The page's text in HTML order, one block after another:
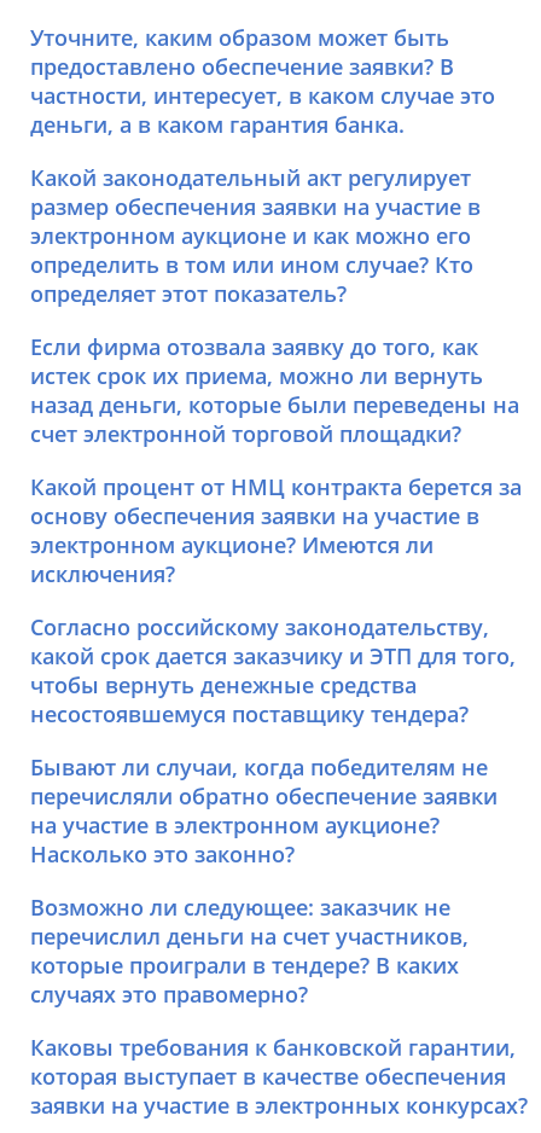
Уточните, каким образом может быть
предоставлено обеспечение заявки? В
частности, интересует, в каком случае это
деньги, а в каком гарантия банка.
Какой законодательный акт регулирует
размер обеспечения заявки на участие в
электронном аукционе и как можно его
определить в том или ином случае? Кто
определяет этот показатель?
Если фирма отозвала заявку до того, как
истек срок их приема, можно ли вернуть
назад деньги, которые были переведены на
счет электронной торговой площадки?
Какой процент от НМЦ контракта берется за
основу обеспечения заявки на участие в
электронном аукционе? Имеются ли
исключения?
Согласно российскому законодательству,
какой срок дается заказчику и ЭТП для того,
чтобы вернуть денежные средства
несостоявшемуся поставщику тендера?
Бывают ли случаи, когда победителям не
перечисляли обратно обеспечение заявки
на участие в электронном аукционе?
Насколько это законно?
Возможно ли следующее: заказчик не
перечислил деньги на счет участников,
которые проиграли в тендере? В каких
случаях это правомерно?
Каковы требования к банковской гарантии,
которая выступает в качестве обеспечения
заявки на участие в электронных конкурсах?